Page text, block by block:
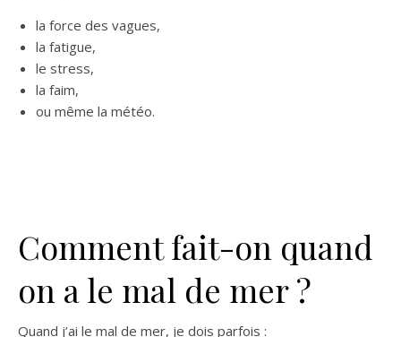
la force des vagues,
la fatigue,
le stress,
la faim,
ou même la météo.
Comment fait-on quand
on a le mal de mer ?
Quand j’ai le mal de mer, je dois parfois :